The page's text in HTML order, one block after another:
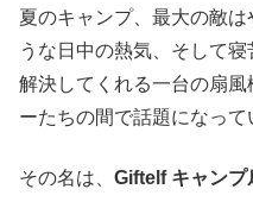
夏のキャンプ、最大の敵
うな日中の熱気、そして
解決してくれる一台の扇
ーたちの間で話題になって
その名は、 Giftelf キャンプ